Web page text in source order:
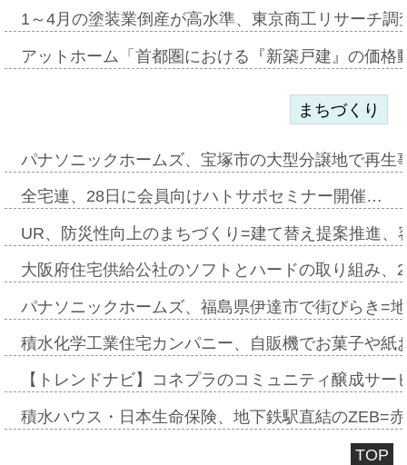
1～4月の塗装業倒産が高水準、東京商工リサーチ
アットホーム「首都圏における『新築戸建』の価
まちづくり
パナソニックホームズ、宝塚市の大型分譲地で再
全宅連、28日に会員向けハトサポセミナー開催…
UR、防災性向上のまちづくり=建て替え提案推進
大阪府住宅供給公社のソフトとハードの取り組み
パナソニックホームズ、福島県伊達市で街びらき=
積水化学工業住宅カンパニー、自販機でお菓子や
【トレンドナビ】コネプラのコミュニティ醸成サ
積水ハウス・日本生命保険、地下鉄駅直結のZEB=
TOP